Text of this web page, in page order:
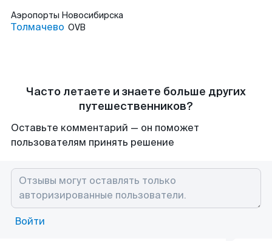
Аэропорты Новосибирска
Толмачево OVB
Часто летаете и знаете больше других
путешественников?
Оставьте комментарий — он поможет
пользователям принять решение
Войти